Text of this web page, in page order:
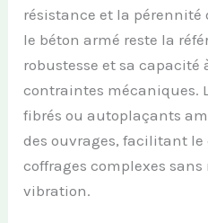
résistance et la pérennité
le béton armé reste la
robustesse et sa capacité
contraintes mécaniques.
fibrés ou autoplaçants
des ouvrages, facilitant le
coffrages complexes sans
vibration.